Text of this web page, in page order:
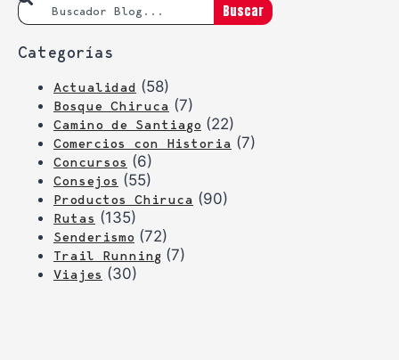
Buscar
Categorías
Actualidad (58)
Bosque Chiruca (7)
Camino de Santiago (22)
Comercios con Historia (7)
Concursos (6)
Consejos (55)
Productos Chiruca (90)
Rutas (135)
Senderismo (72)
Trail Running (7)
Viajes (30)